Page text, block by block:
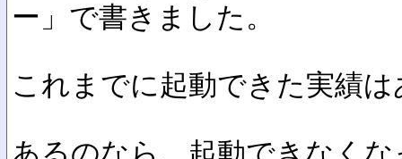
ー」で書きました。
これまでに起動できた実績